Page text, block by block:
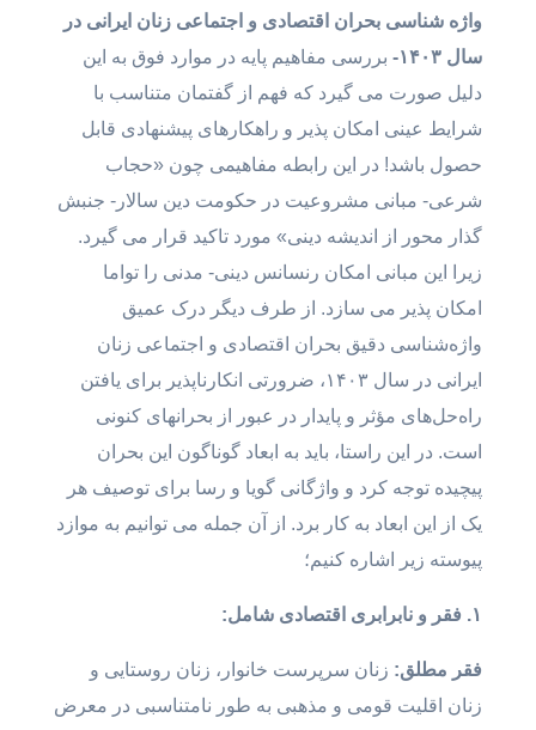
واژه شناسی بحران اقتصادی و اجتماعی زنان ایرانی در
سال ۱۴۰۳-
بررسی مفاهیم پایه در موارد فوق به این
دلیل صورت می گیرد که فهم از گفتمان متناسب با
شرایط عینی امکان پذیر و راهکارهای پیشنهادی قابل
حصول باشد! در این رابطه مفاهیمی چون «حجاب
شرعی- مبانی مشروعیت در حکومت دین سالار- جنبش
گذار محور از اندیشه دینی» مورد تاکید قرار می گیرد.
زیرا این مبانی امکان رنسانس دینی- مدنی را تواما
امکان پذیر می سازد. از طرف دیگر درک عمیق
واژه‌شناسی دقیق بحران اقتصادی و اجتماعی زنان
ایرانی در سال ۱۴۰۳، ضرورتی انکارناپذیر برای یافتن
راه‌حل‌های مؤثر و پایدار در عبور از بحرانهای کنونی
است. در این راستا، باید به ابعاد گوناگون این بحران
پیچیده توجه کرد و واژگانی گویا و رسا برای توصیف هر
یک از این ابعاد به کار برد. از آن جمله می توانیم به موازد
پیوسته زیر اشاره کنیم؛
۱. فقر و نابرابری اقتصادی شامل:
فقر مطلق: زنان سرپرست خانوار، زنان روستایی و
زنان اقلیت قومی و مذهبی به طور نامتناسبی در معرض